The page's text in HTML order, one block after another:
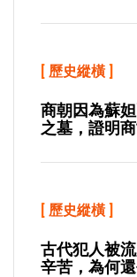
[ 歷史縱橫 ]
商朝因為蘇
之墓，證明
[ 歷史縱橫 ]
古代犯人被
辛苦，為何